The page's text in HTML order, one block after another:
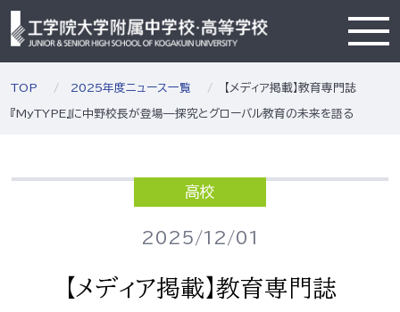
TOP 2025年度ニュース一覧 【メディア掲載】教育専門誌
『MyTYPE』に中野校長が登場—探究とグローバル教育の未来を語る
高校
2025/12/01
【メディア掲載】教育専門誌